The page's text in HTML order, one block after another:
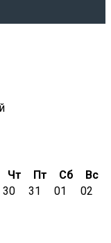
Чт Пт Сб
Вс
30 31 01 02